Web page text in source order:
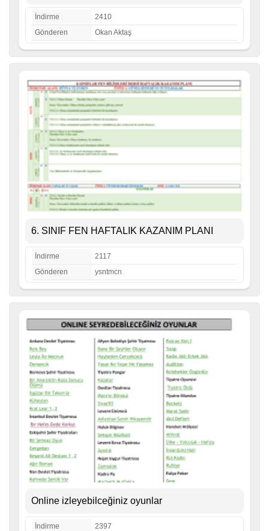
İndirme
2410
Gönderen
Okan Aktaş
6. SINIF FEN HAFTALIK KAZANIM PLANI
İndirme
2117
Gönderen
ysntmcn
Online izleyebilceğiniz oyunlar
İndirme
2397